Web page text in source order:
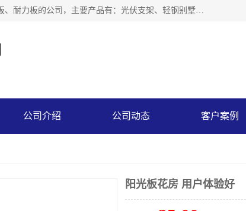
神龙拜耳科技衡水股份有限公司河北一家生产光伏支架，轻钢别墅，阳光板、耐力板的公司，主要产品有：光伏支架、轻钢别墅、阳光板、耐力板、采光板等，公司参与制定了多项标准。
公司介绍 公司动态 客户案例
阳光板花房 用户体验好